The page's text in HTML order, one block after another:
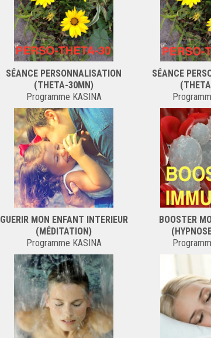
SÉANCE PERSONNALISATION
(THETA-30MN)
Programme KASINA
SÉANCE
GUERIR MON ENFANT INTERIEUR
(MÉDITATION)
Programme KASINA
BOOSTER